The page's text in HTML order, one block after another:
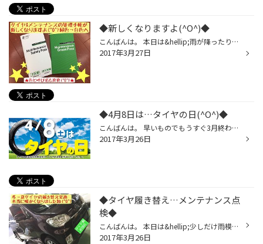
◆新しくなりますよ(^O^)◆
こんばんは。 本日は&hellip;雨が降ったり止んだり。 天候が不順で寒かったです(T_T) タイヤ&メンテナンスの管理手帳が &hellip;新しくなりますよ(^O^)v 色と呼び名が変更になってます&hellip; ⬇︎新しくなりますよ(^O^)v 従来タイプ(^O^)&hellip; ⬇︎慣れ親しんだ メンパス(^O^) NEWタイプ(^O^)&hell...
2017年3月27日
◆4月8日は…タイヤの日(^O^)◆
こんばんは。 早いものでもうすぐ3月終わり&hellip; 入学式や入社式&hellip;新たなスタート。 私は何年前に入社したっけ(^O^)？ スタートではありませんが&hellip; 皆さまは4月8日が何の日か？ ご存知でしょうか(^O^)？ 実は&hellip; ★4月8日は&hellip;タイヤの日(^O^)★ ⬇︎タイヤ&メンテナンス無料...
2017年3月26日
◆タイヤ履き替え…メンテナンス点
検◆
こんばんは。 本日は&hellip;少しだけ雨模様でしたね。 冷んやりしますが雨も必要ですよね。 いつもご利用頂いているHさん&hellip; 冬&rarr;夏タイヤ履き替え&メンテナンス。 ⬇︎冬&rarr;夏タイヤの履き替え&hellip; ⬇︎定期的な点検&交換(^O^)&hellip; ⬇︎点検されてますか？&hellip; ⬇︎定期点検大事...
2017年3月26日